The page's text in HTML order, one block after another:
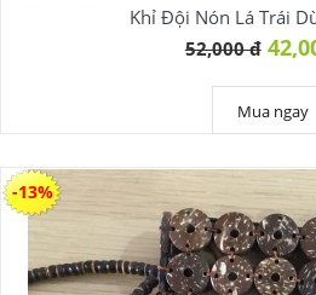
Khỉ Đội Nón Lá Trái
52,000 đ
Mua ngay
-13%